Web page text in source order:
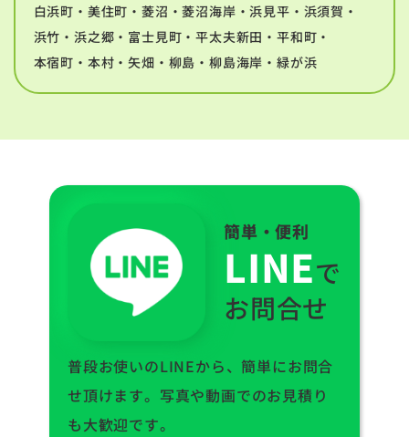
白浜町・美住町・菱沼・菱沼海岸・浜見平・浜須賀・
浜竹・浜之郷・富士見町・平太夫新田・平和町・
本宿町・本村・矢畑・柳島・柳島海岸・緑が浜
簡単・便利
LINEで
お問合せ
普段お使いのLINEから、簡単にお問合
せ頂けます。写真や動画でのお見積り
も大歓迎です。